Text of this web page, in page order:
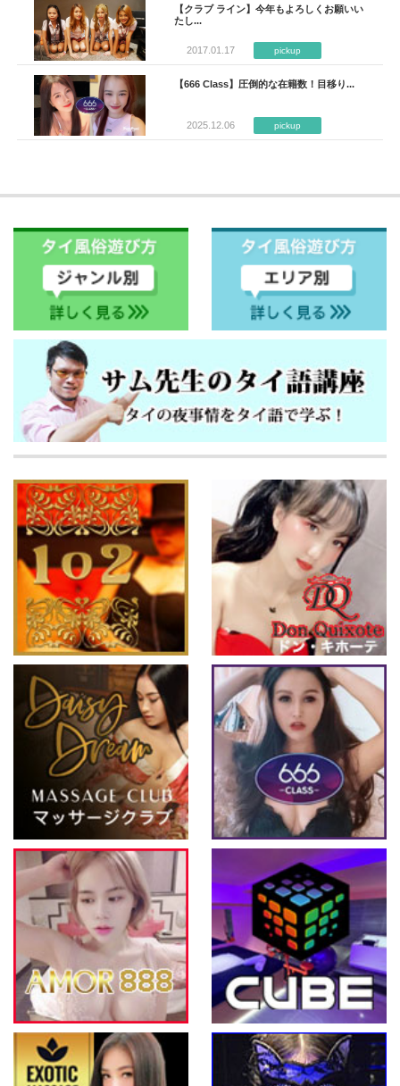
【クラブ ライン】今年もよろしくお願いい
たし...
2017.01.17 pickup
【666 Class】圧倒的な在籍数！目移り...
2025.12.06 pickup